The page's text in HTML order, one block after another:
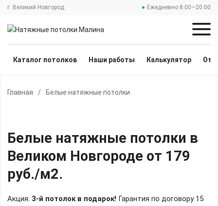
г. Великий Новгород Ежедневно 8:00—20:00
Каталог потолков Наши работы Калькулятор
Главная / Белые натяжные потолки
Белые натяжные потолки в
Великом Новгороде от 179
руб./м2.
Акция: 3-й потолок в подарок! Гарантия по договору 15